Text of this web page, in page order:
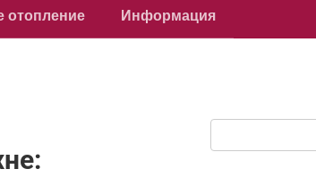
отопление Информация